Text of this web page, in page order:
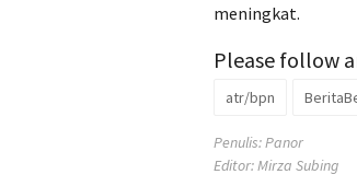
meningkat.
Please follow
atr/bpn
Penulis: Panor
Editor: Mirza Subing